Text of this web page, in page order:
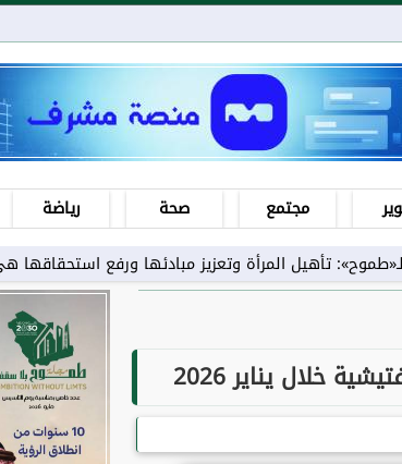
مجتمع صحة رياضة
المرأة وتعزيز مبادئها ورفع استحقاقها هي الخطوة...